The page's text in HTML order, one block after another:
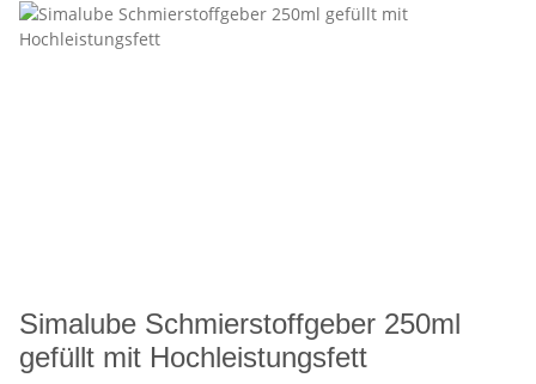
Simalube Schmierstoffgeber 250ml
gefüllt mit Hochleistungsfett